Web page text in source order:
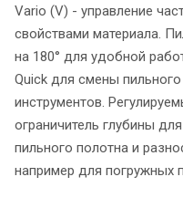
Vario (V) - управление
свойствами материала.
на 180° для удобной
Quick для смены
инструментов.
ограничитель глубины
пильного полотна и
например для погружных